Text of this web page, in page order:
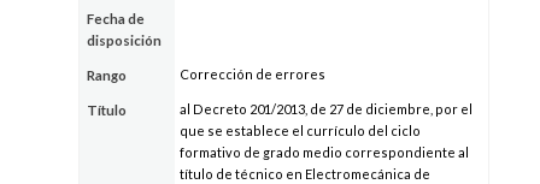
Fecha de
disposición
Rango Corrección de errores
Título
al Decreto 201/2013, de 27 de diciembre, por el
que se establece el currículo del ciclo
formativo de grado medio correspondiente al
título de técnico en Electromecánica de